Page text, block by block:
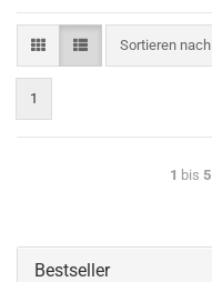
Sortieren nach
1
1 bis 5
Bestseller